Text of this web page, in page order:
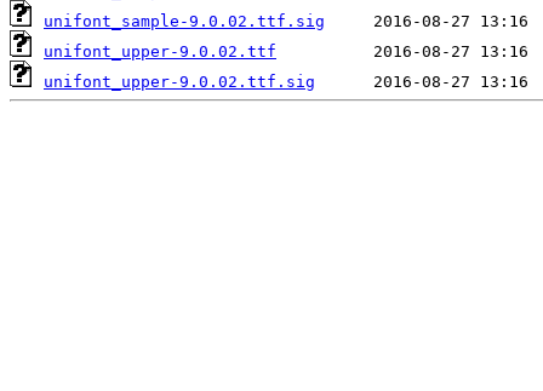
unifont_sample-9.0.02.ttf.sig
unifont_upper-9.0.02.ttf
unifont_upper-9.0.02.ttf.sig